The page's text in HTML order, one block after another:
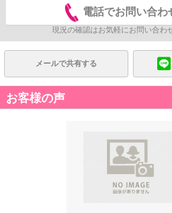
電話でお問い合わ
現況の確認はお気軽にお問い合わ
メールで共有する
お客様の声